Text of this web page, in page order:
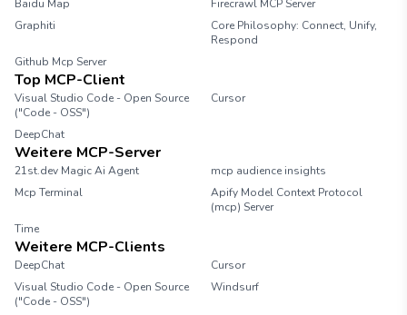
Baidu Map
Firecrawl MCP Server
Graphiti
Core Philosophy: Connect, Unify,
Respond
Github Mcp Server
Top MCP-Client
Visual Studio Code - Open Source
("Code - OSS")
Cursor
DeepChat
Weitere MCP-Server
21st.dev Magic Ai Agent
mcp audience insights
Mcp Terminal
Apify Model Context Protocol
(mcp) Server
Time
Weitere MCP-Clients
DeepChat
Cursor
Visual Studio Code - Open Source
("Code - OSS")
Windsurf